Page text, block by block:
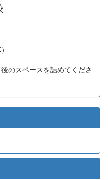
のスペースを詰めてくださ